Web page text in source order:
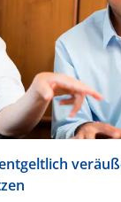
wird so zu
effizient